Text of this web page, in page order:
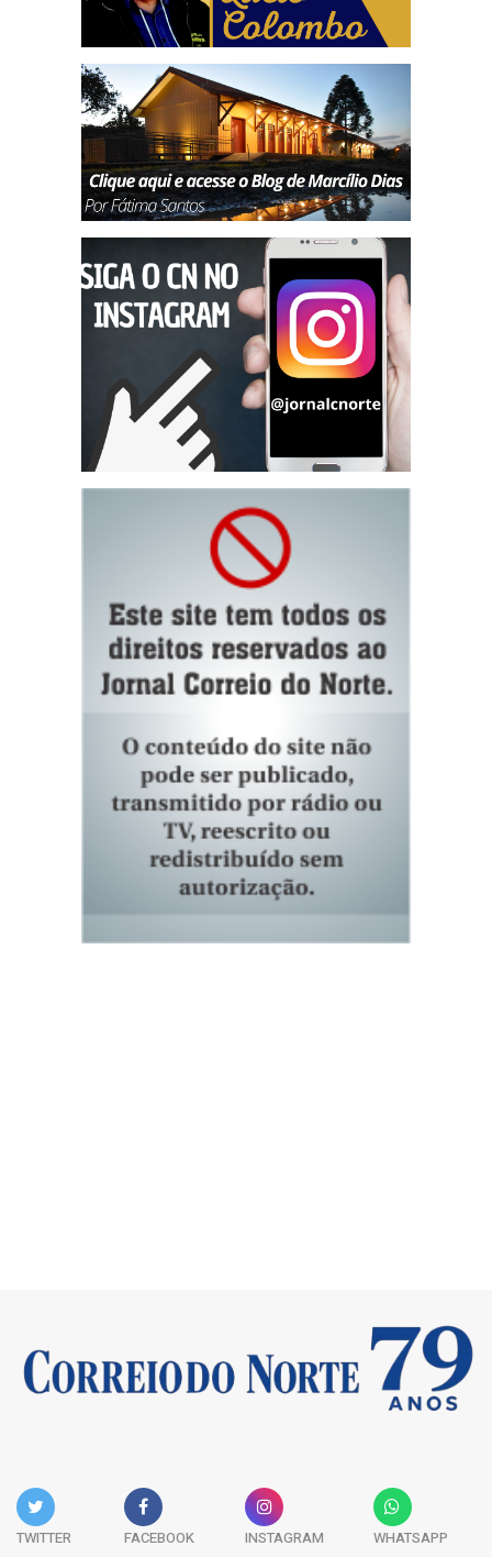
TWITTER FACEBOOK INSTAGRAM WHATSAPP